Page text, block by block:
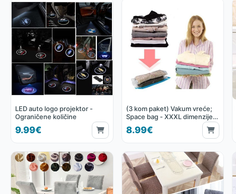
LED auto logo projektor -
Ograničene količine
9.99€
(3 kom paket) Vakum vreće;
Space bag - XXXL dimenzije
130 x 100 cm
8.99€